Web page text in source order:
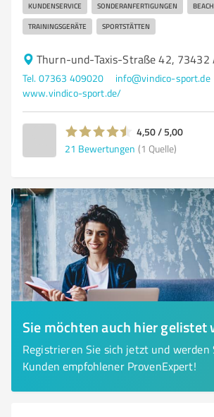
KUNDENSERVICE SONDERANFERTIGUNGEN
TRAININGSGERÄTE SPORTSTÄTTEN
Thurn-und-Taxis-Straße 42, 73432
Tel. 07363 409020
info@vindico-sport.de
www.vindico-sport.de/
4,50 / 5,00
21 Bewertungen (1 Quelle)
Sie möchten auch hier gelistet
Registrieren Sie sich jetzt und werden
Kunden empfohlener ProvenExpert!